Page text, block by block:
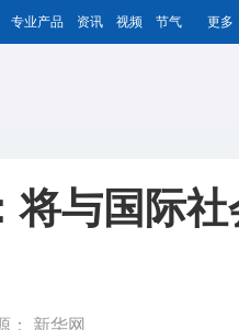
专业产品 资讯 视频 节气 更多
将与国际
： 新华网